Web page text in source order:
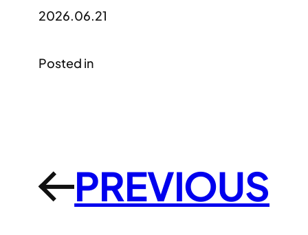
2026.06.21
Posted in
←PREVIOUS